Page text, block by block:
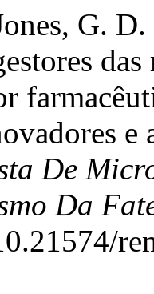
G.
e
De
Da